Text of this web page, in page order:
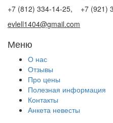
+7 (812) 334-14-25, +7 (921)
evlell1404@gmail.com
Меню
О нас
Отзывы
Про цены
Полезная информация
Контакты
Анкета невесты